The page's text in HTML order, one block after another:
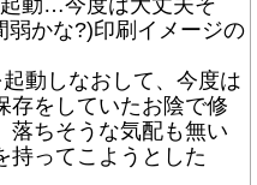
動…今度は大丈夫そ
弱かな?)印刷イメージの
動しなおして、今度は
存をしていたお陰で修
ちそうな気配も無い
持ってこようとした